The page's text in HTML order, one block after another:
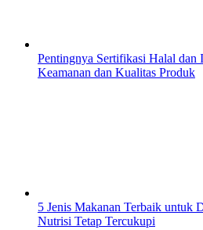
Pentingnya Sertifikasi Halal
Keamanan dan Kualitas Produk
5 Jenis Makanan Terbaik untuk
Nutrisi Tetap Tercukupi